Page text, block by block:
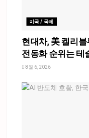
미국 / 국제
현대차, 美 켈리블
전동화 순위는 테
8월 6, 2026